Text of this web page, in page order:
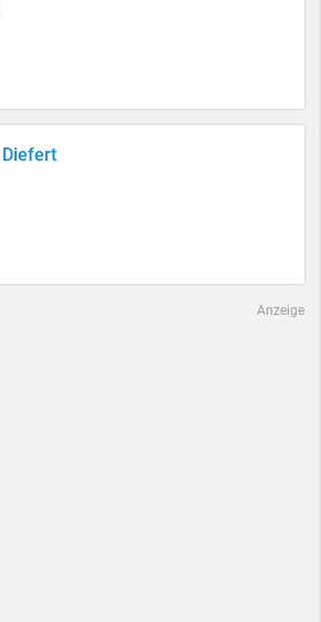
Diefert
Anzeige